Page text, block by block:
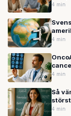
4 min
4 min
4 min
Så
4 min